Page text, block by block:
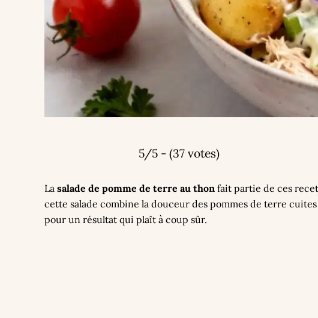
5/5 - (37 votes)
Lasalade de pomme de terre au thon fait partie de ces
cette salade combine la douceur des pommes de terre
pour un résultat qui plaît à coup sûr.